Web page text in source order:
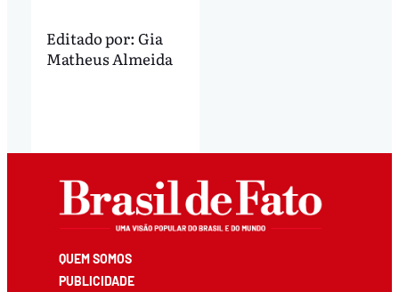
Editado por: Gia
Matheus Almeida
QUEM SOMOS
PUBLICIDADE